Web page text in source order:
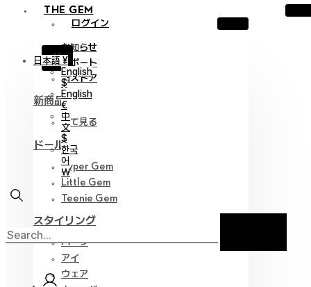
THE GEM
ログイン
X
お知らせ
サポート
旧ストア
新商品
全て見る
ドール
Hyper Gem
Little Gem
Teenie Gem
スタイリング
パーツ
アイ
ウェア
日本語 ¥
English
$
English
€
中
文
$
한국
어
￦